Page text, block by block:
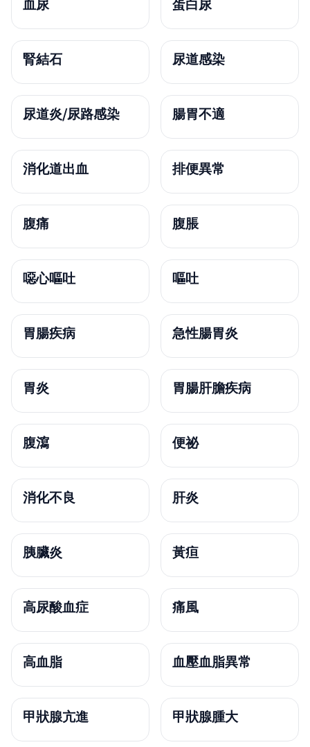
血尿 蛋白尿
腎結石 尿道感染
尿道炎/尿路感染 腸胃不適
消化道出血 排便異常
腹痛 腹脹
噁心嘔吐 嘔吐
胃腸疾病 急性腸胃炎
胃炎 胃腸肝膽疾病
腹瀉 便祕
消化不良 肝炎
胰臟炎 黃疸
高尿酸血症 痛風
高血脂 血壓血脂異常
甲狀腺亢進 甲狀腺腫大